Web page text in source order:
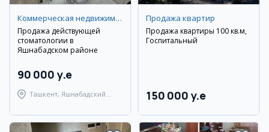
Коммерческая недвижимость
Продажа действующей
стоматологии в
Яшнабадском районе
90 000 y.e
Ташкент, Яшнабадский
Продажа квартир
Продажа квартиры 100 кв.м,
Госпитальный
150 000 y.e